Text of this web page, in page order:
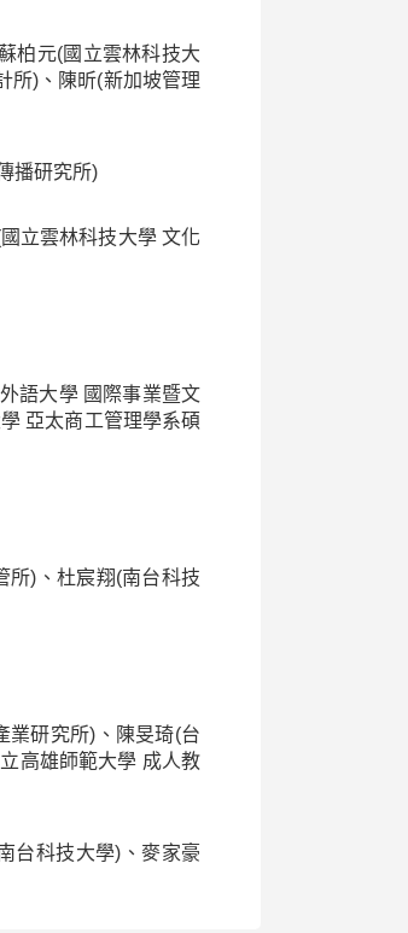
柏元(國立雲林科技大
所)、陳昕(新加坡管理
播研究所)
立雲林科技大學 文化
語大學 國際事業暨文
亞太商工管理學系碩
所)、杜宸翔(南台科技
業研究所)、陳旻琦(台
高雄師範大學 成人教
台科技大學)、麥家豪